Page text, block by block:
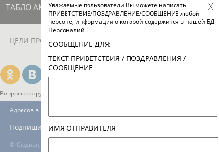
ТАБЛО АКТИВНОСТИ
ЦЕЛИ ПРОЕКТА КОНТАКТЫ
Вопросы сотрудничества и совместной деятельности
© Стадион, 1998-2026
Адресов в новостной рассылке: 996
Подпишись
Уважаемые пользователи Вы можете написать
ПРИВЕТСТВИЕ/ПОЗДРАВЛЕНИЕ/СООБЩЕНИЕ любой
персоне, информация о которой содержится в нашей БД
Персоналий !
СООБЩЕНИЕ ДЛЯ:
ТЕКСТ ПРИВЕТСТВИЯ / ПОЗДРАВЛЕНИЯ /
СООБЩЕНИЕ
ИМЯ ОТПРАВИТЕЛЯ